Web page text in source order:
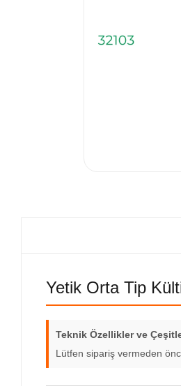
Yetik Orta Tip
Teknik Özellikler ve
Lütfen sipariş vermeden